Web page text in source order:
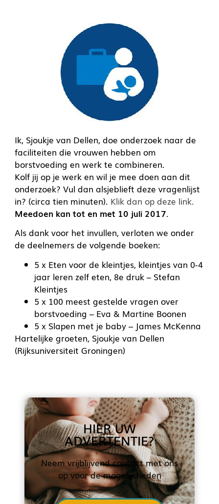
Ik, Sjoukje van Dellen, doe onderzoek naar de
faciliteiten die vrouwen hebben om
borstvoeding en werk te combineren.
Kolf jij op je werk en wil je mee doen aan dit
onderzoek? Vul dan alsjeblieft deze vragenlijst
in? (circa tien minuten). Klik dan op deze link.
Meedoen kan tot en met 10 juli 2017.
Als dank voor het invullen, verloten we onder
de deelnemers de volgende boeken:
5 x Eten voor de kleintjes, kleintjes van 0-4
jaar leren zelf eten, 8e druk – Stefan
Kleintjes
5 x 100 meest gestelde vragen over
borstvoeding – Eva & Martine Boonen
5 x Slapen met je baby – James McKenna
Hartelijke groeten, Sjoukje van Dellen
(Rijksuniversiteit Groningen)
HIER UW
ADVERTENTIE?
Neem vrijblijvend contact met ons
op voor de mogelijkheden